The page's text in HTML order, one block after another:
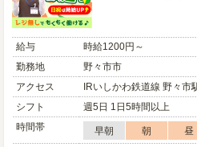
給与
時給1200円～
勤務地
野々市市
アクセス
IRいしかわ鉄道線 野々市
シフト
週5日 1日5時間以上
時間帯
早朝 朝 昼